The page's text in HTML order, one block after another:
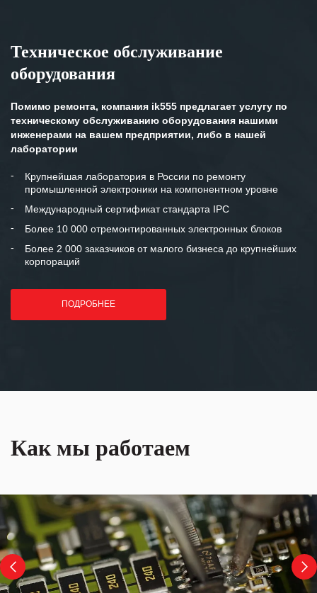
Особенно хочется отметить высокую
клиентоориентированность
готовность помочь в самых сложных
Мы высоко ценим сложившиеся
и доверительные партнерские
отношения и искренне желаем
«Инженерной компании «555» долгих
лет успеха и процветания.
Техническое обслуживание
оборудования
Помимо ремонта, компания ik555 предлагает услугу по
техническому обслуживанию оборудования нашими
инженерами на вашем предприятии, либо в нашей
лаборатории
Крупнейшая лаборатория в России по ремонту
промышленной электроники на компонентном уровне
Международный сертификат стандарта IPC
Более 10 000 отремонтированных электронных блоков
Более 2 000 заказчиков от малого бизнеса до крупнейших
корпораций
ПОДРОБНЕЕ
Как мы работаем